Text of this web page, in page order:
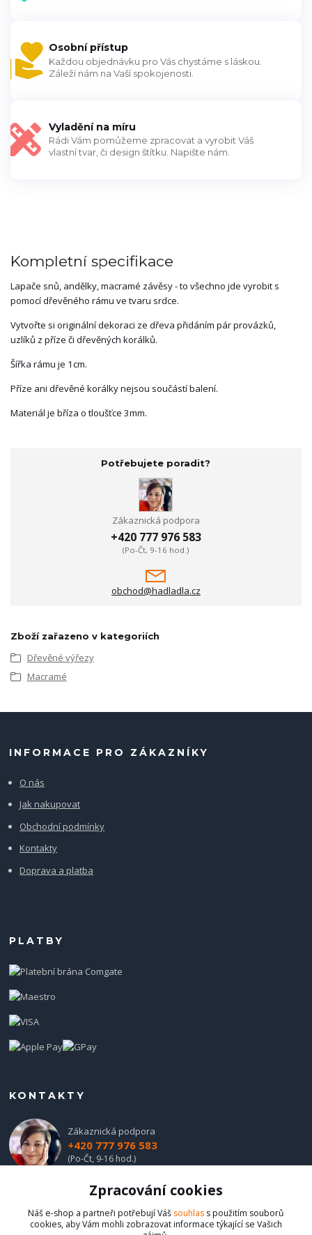
Osobní přístup
Každou objednávku pro Vás chystáme s láskou.
Záleží nám na Vaší spokojenosti.
Vyladění na míru
Rádi Vám pomůžeme zpracovat a vyrobit Váš
vlastní tvar, či design štítku. Napište nám.
Kompletní specifikace
Lapače snů, andělky, macramé závěsy - to všechno jde vyrobit s
pomocí dřevěného rámu ve tvaru srdce.
Vytvořte si originální dekoraci ze dřeva přidáním pár provázků,
uzlíků z příze či dřevěných korálků.
Šířka rámu je 1cm.
Příze ani dřevěné korálky nejsou součástí balení.
Materiál je bříza o tloušťce 3mm.
Potřebujete poradit?
Zákaznická podpora
+420 777 976 583
(Po-Čt, 9-16 hod.)
obchod@hadladla.cz
Zboží zařazeno v kategoriích
Dřevěné výřezy
Macramé
INFORMACE PRO ZÁKAZNÍKY
O nás
Jak nakupovat
Obchodní podmínky
Kontakty
Doprava a platba
PLATBY
KONTAKTY
Zákaznická podpora
+420 777 976 583
(Po-Čt, 9-16 hod.)
obchod@hadladla.cz
Zpracování cookies
Náš e-shop a partneři potřebují Váš souhlas s použitím souborů
cookies, aby Vám mohli zobrazovat informace týkající se Vašich